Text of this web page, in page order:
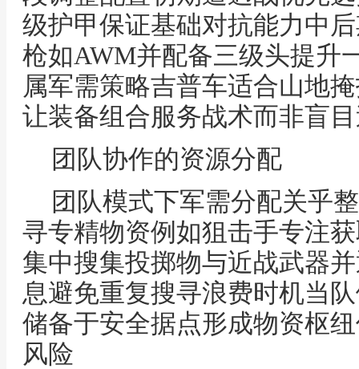
级护甲保证基础对抗能力中
枪如AWM并配备三级头提升
属军需策略吉普车适合山地
让装备组合服务战术而非盲
团队协作的资源分配
团队模式下军需分配关乎
寻专精物资例如狙击手专注
集中搜集投掷物与近战武器
息避免重复搜寻浪费时机当
储备于安全据点形成物资枢
风险